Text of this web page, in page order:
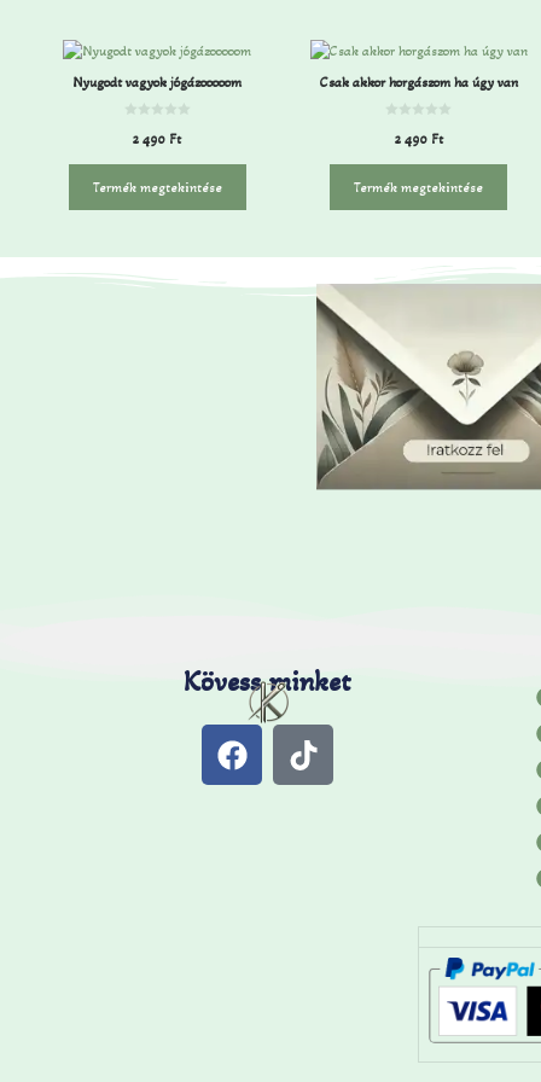
Nyugodt vagyok jógázooooom
5
b
l
2 490 Ft
Termék megtekintése
Csak akkor horgászom ha úgy van
5
b
l
2 490 Ft
Termék megtekintése
Kövess minket